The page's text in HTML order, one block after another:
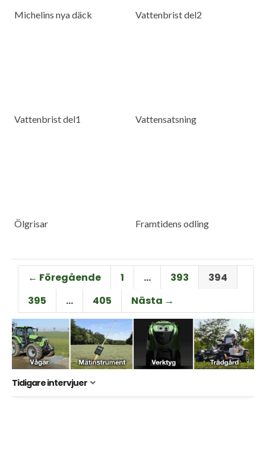
Michelins nya däck Vattenbrist del2
Vattenbrist del1 Vattensatsning
Ölgrisar Framtidens odling
← Föregående 1 … 393
394
395
… 405 Nästa →
Tidigare intervjuer